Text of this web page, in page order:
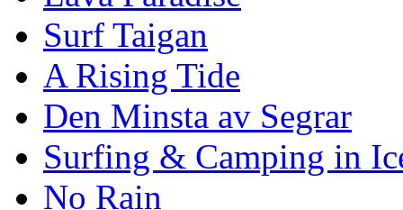
Surf Taigan
A Rising Tide
Den Minsta av Segrar
Surfing & Camping in
No Rain